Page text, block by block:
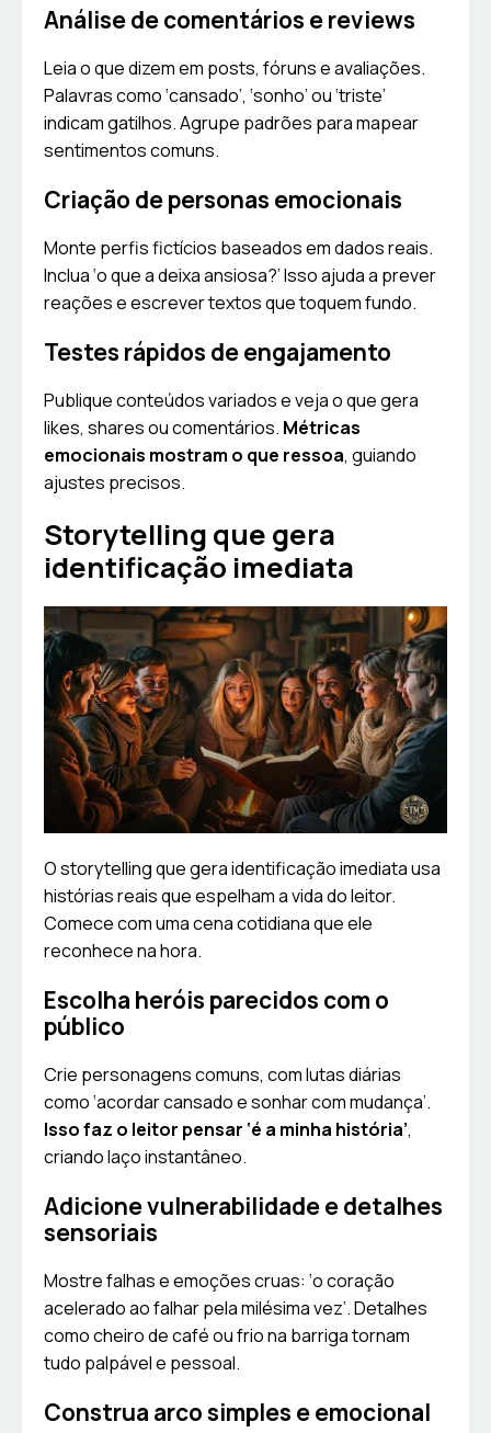
Análise de comentários e reviews
Leia o que dizem em posts, fóruns e avaliações.
Palavras como ‘cansado’, ‘sonho’ ou ‘triste’
indicam gatilhos. Agrupe padrões para mapear
sentimentos comuns.
Criação de personas emocionais
Monte perfis fictícios baseados em dados reais.
Inclua ‘o que a deixa ansiosa?’ Isso ajuda a prever
reações e escrever textos que toquem fundo.
Testes rápidos de engajamento
Publique conteúdos variados e veja o que gera
likes, shares ou comentários. Métricas
emocionais mostram o que ressoa, guiando
ajustes precisos.
Storytelling que gera
identificação imediata
O storytelling que gera identificação imediata usa
histórias reais que espelham a vida do leitor.
Comece com uma cena cotidiana que ele
reconhece na hora.
Escolha heróis parecidos com o
público
Crie personagens comuns, com lutas diárias
como ‘acordar cansado e sonhar com mudança’.
Isso faz o leitor pensar ‘é a minha história’,
criando laço instantâneo.
Adicione vulnerabilidade e detalhes
sensoriais
Mostre falhas e emoções cruas: ‘o coração
acelerado ao falhar pela milésima vez’. Detalhes
como cheiro de café ou frio na barriga tornam
tudo palpável e pessoal.
Construa arco simples e emocional